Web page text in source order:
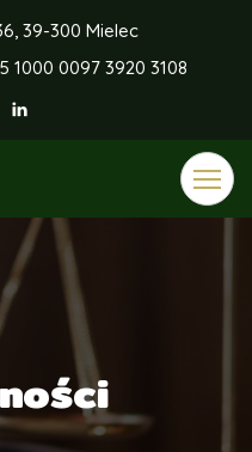
39-300 Mielec
1000 0097 3920 3108
Toggle